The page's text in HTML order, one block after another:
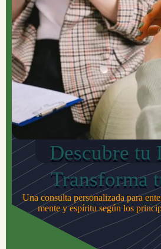
Descubre tu
Transforma
Una consulta personalizada para
mente y espíritu según los